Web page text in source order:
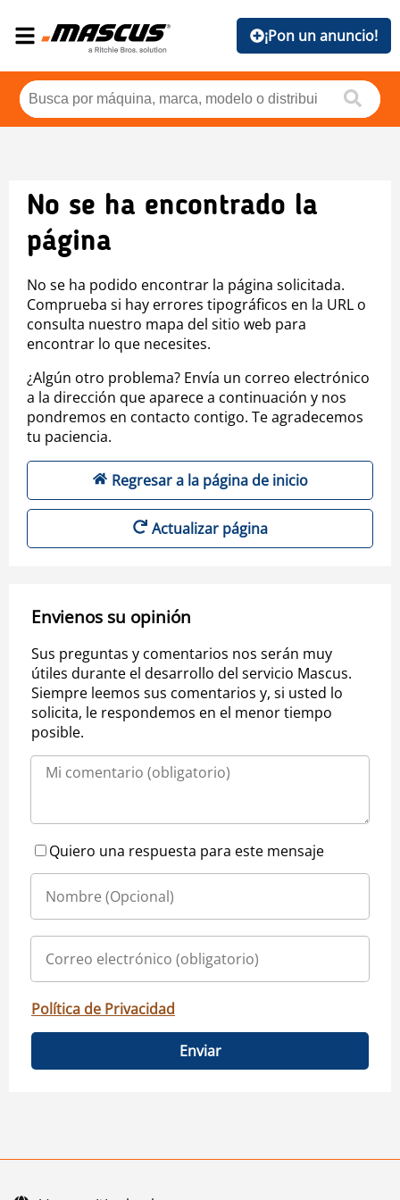
¡Pon un anuncio!
No se ha encontrado la
página
No se ha podido encontrar la página solicitada.
Comprueba si hay errores tipográficos en la URL o
consulta nuestro mapa del sitio web para
encontrar lo que necesites.
¿Algún otro problema? Envía un correo electrónico
a la dirección que aparece a continuación y nos
pondremos en contacto contigo. Te agradecemos
tu paciencia.
Regresar a la página de inicio
Actualizar página
Envienos su opinión
Sus preguntas y comentarios nos serán muy
útiles durante el desarrollo del servicio Mascus.
Siempre leemos sus comentarios y, si usted lo
solicita, le respondemos en el menor tiempo
posible.
Quiero una respuesta para este mensaje
Política de Privacidad
Enviar